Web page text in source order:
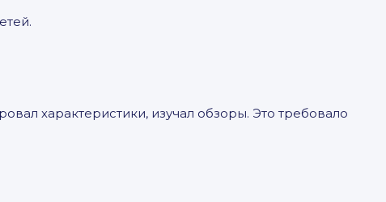
характеристики, изучал обзоры. Это требовало